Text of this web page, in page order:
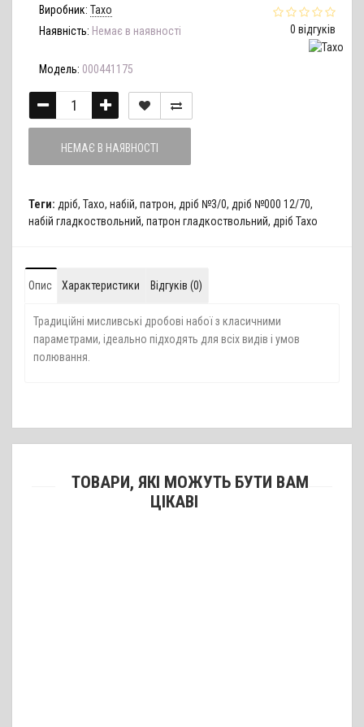
0 відгуків
Виробник: Тахо
Наявність: Немає в наявності
Модель: 000441175
НЕМАЄ В НАЯВНОСТІ
Теги: дріб, Тахо, набій, патрон, дріб №3/0, дріб №000 12/70,
набій гладкоствольний, патрон гладкоствольний, дріб Тахо
Опис Характеристики Відгуків (0)
Традиційні мисливські дробові набої з класичними
параметрами, ідеально підходять для всіх видів і умов
полювання.
ТОВАРИ, ЯКІ МОЖУТЬ БУТИ ВАМ
ЦІКАВІ